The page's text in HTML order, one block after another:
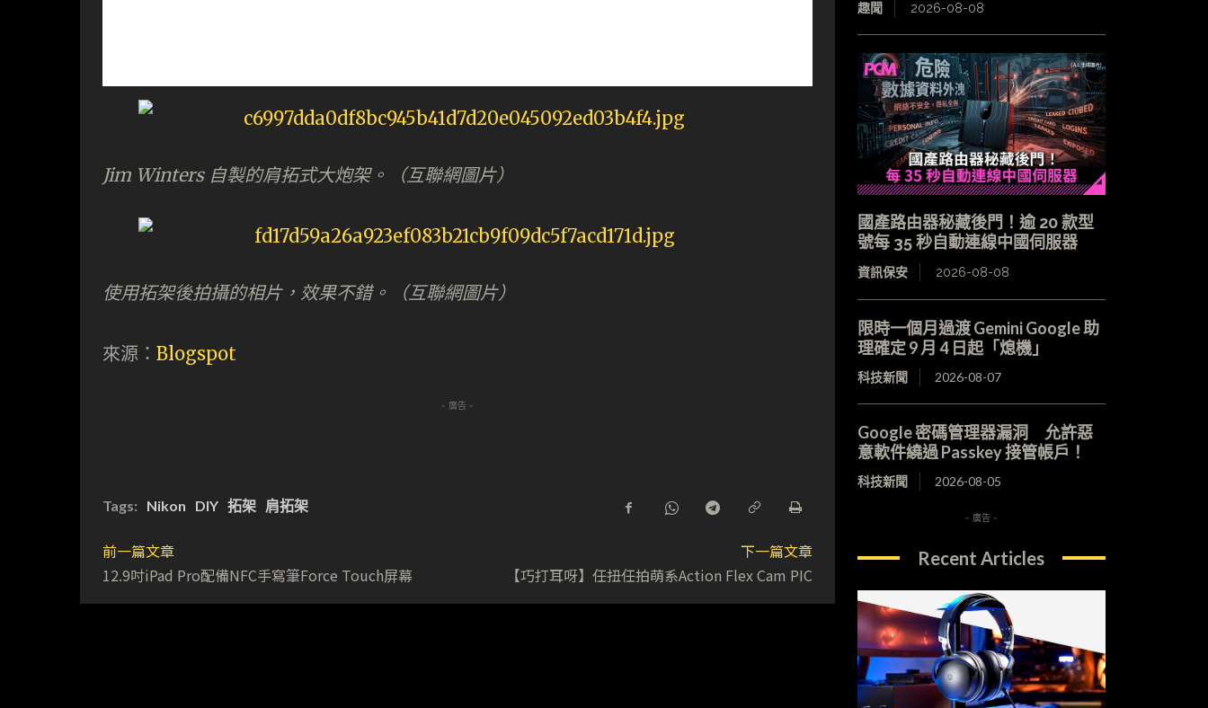
Jim Winters 自製的肩拓式大炮架。（互聯網圖片）
使用拓架後拍攝的相片，效果不錯。（互聯網圖片）
來源： Blogspot
- 廣告 -
Tags: Nikon DIY 拓架 肩拓架
前一篇文章
12.9吋iPad Pro配備NFC手寫筆Force Touch屏幕
下一篇文章
【巧打耳呀】任扭任拍萌系Action Flex Cam PIC
趣聞 2026-08-08
國產路由器秘藏後門！逾 20 款型
號每 35 秒自動連線中國伺服器
資訊保安 2026-08-08
限時一個月過渡 Gemini Google 助
理確定 9 月 4 日起「熄機」
科技新聞 2026-08-07
Google 密碼管理器漏洞 允許惡
意軟件繞過 Passkey 接管帳戶！
科技新聞 2026-08-05
- 廣告 -
Recent Articles